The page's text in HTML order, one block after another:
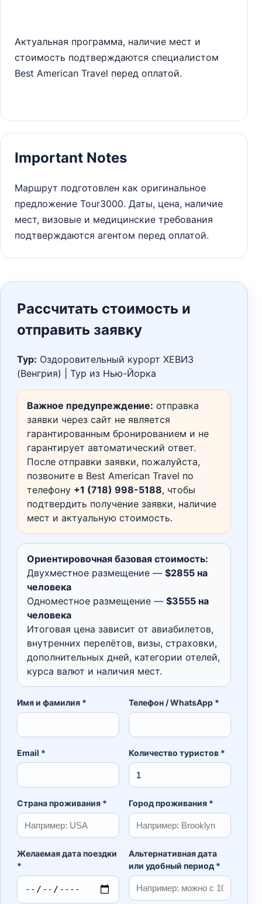
Актуальная программа, наличие мест и
стоимость подтверждаются специалистом
Best American Travel перед оплатой.
Important Notes
Маршрут подготовлен как оригинальное
предложение Tour3000. Даты, цена, наличие
мест, визовые и медицинские требования
подтверждаются агентом перед оплатой.
Рассчитать стоимость и
отправить заявку
Тур: Оздоровительный курорт ХЕВИЗ
(Венгрия) | Тур из Нью-Йорка
Важное предупреждение: отправка
заявки через сайт не является
гарантированным бронированием и не
гарантирует автоматический ответ.
После отправки заявки, пожалуйста,
позвоните в Best American Travel по
телефону +1 (718) 998-5188, чтобы
подтвердить получение заявки, наличие
мест и актуальную стоимость.
Ориентировочная базовая стоимость:
Двухместное размещение — $2855 на
человека
Одноместное размещение — $3555 на
человека
Итоговая цена зависит от авиабилетов,
внутренних перелётов, визы, страховки,
дополнительных дней, категории отелей,
курса валют и наличия мест.
Имя и фамилия * Телефон / WhatsApp *
Email * Количество туристов *
Страна проживания * Город проживания *
Желаемая дата поездки
*
Альтернативная дата
или удобный период *